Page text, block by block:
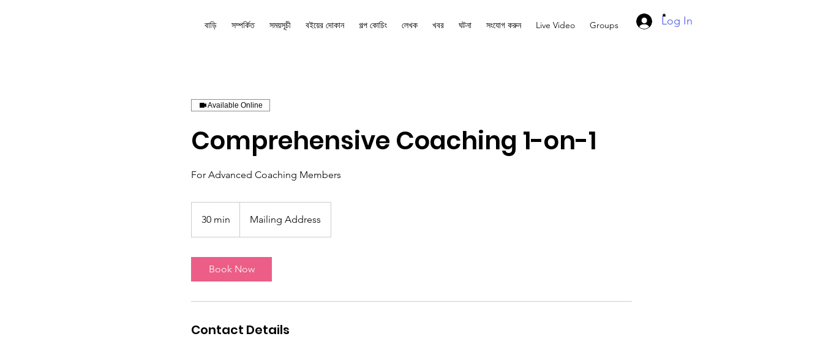
বাড়ি সম্পর্কিত সময়সূচী বইয়ের দোকান গল্প কোচিং লেখক খবর ঘটনা সংযোগ করুন Live Video Groups Log In
Available Online
Comprehensive Coaching 1-on-1
For Advanced Coaching Members
30 min
0
Mailing Address
Book Now
Contact Details